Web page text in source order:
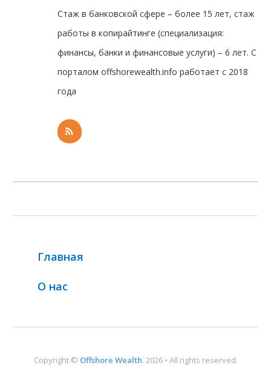
Стаж в банковской сфере – более 15 лет, стаж
работы в копирайтинге (специализация:
финансы, банки и финансовые услуги) – 6 лет. С
порталом offshorewealth.info работает с 2018
года
Главная
О нас
Copyright © Offshore Wealth. 2026 • All rights reserved.